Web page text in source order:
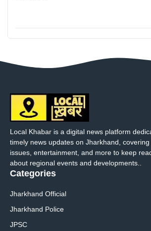
Local Khabar is a digital news platform
timely news updates on Jharkhand,
issues, entertainment, and more to keep
about regional events and developments..
Categories
Jharkhand Official
Jharkhand Police
JPSC